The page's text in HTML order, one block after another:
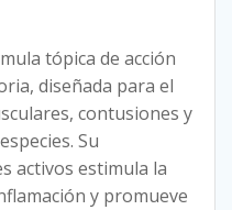
tópica de acción
diseñada para el
contusiones y
Su
activos estimula la
y promueve